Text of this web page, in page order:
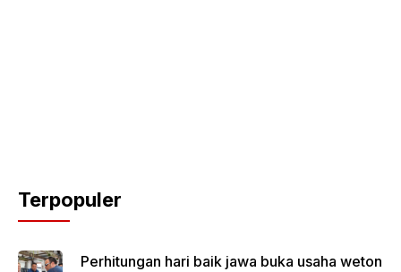
Terpopuler
Perhitungan hari baik jawa buka usaha weton